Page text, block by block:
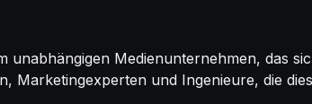
Medienunternehmen, das
Marketingexperten und Ingenieure, die